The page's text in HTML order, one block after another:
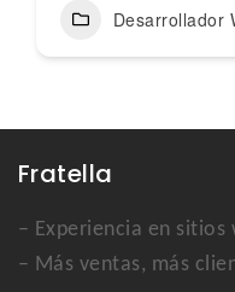
Desarrollador
Fratella
– Experiencia en sitios
– Más ventas, más